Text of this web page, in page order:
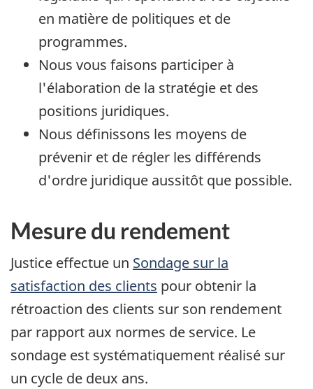
en matière de politiques et de
programmes.
Nous vous faisons participer à
l'élaboration de la stratégie et des
positions juridiques.
Nous définissons les moyens de
prévenir et de régler les différends
d'ordre juridique aussitôt que possible.
Mesure du rendement
Justice effectue un Sondage sur la
satisfaction des clients pour obtenir la
rétroaction des clients sur son rendement
par rapport aux normes de service. Le
sondage est systématiquement réalisé sur
un cycle de deux ans.